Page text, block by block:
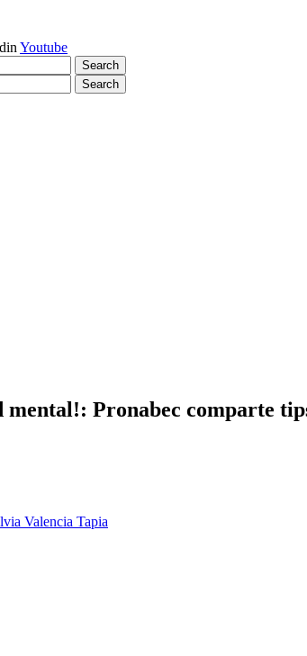
Youtube
Search
Search
mental!: Pronabec comparte
Valencia Tapia